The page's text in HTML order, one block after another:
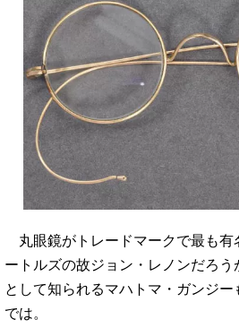
丸眼鏡がトレードマークで最も有
ートルズの故ジョン・レノンだろう
として知られるマハトマ・ガンジ
では。